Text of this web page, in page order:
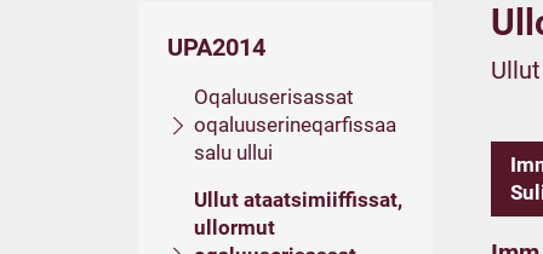
UPA2014
Oqaluuserisassat
oqaluuserineqarfissaa
salu ullui
Ullut ataatsimiiffissat,
ullormut